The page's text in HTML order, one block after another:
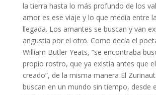
la tierra hasta lo más profundo de los
amor es ese viaje y lo que media entre
llegada. Los amantes se buscan y van
angustia por el otro. Como decía el
William Butler Yeats, “se encontraba
propio rostro, que ya existía antes que
creado”, de la misma manera El
buscan en un mundo sin tiempo, desde